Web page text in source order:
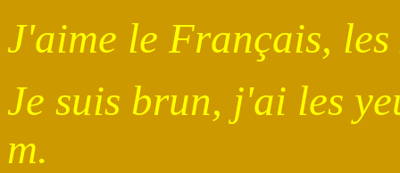
J'aime le Français,
Je suis brun, j'ai les
m.